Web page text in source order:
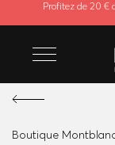
Profitez de 20 €
Boutique